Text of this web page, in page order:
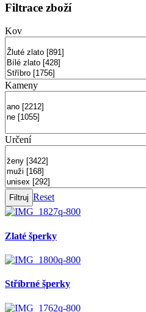
Filtrace zboží
Kov
Kameny
Určení
Reset
Zlaté šperky
Stříbrné šperky